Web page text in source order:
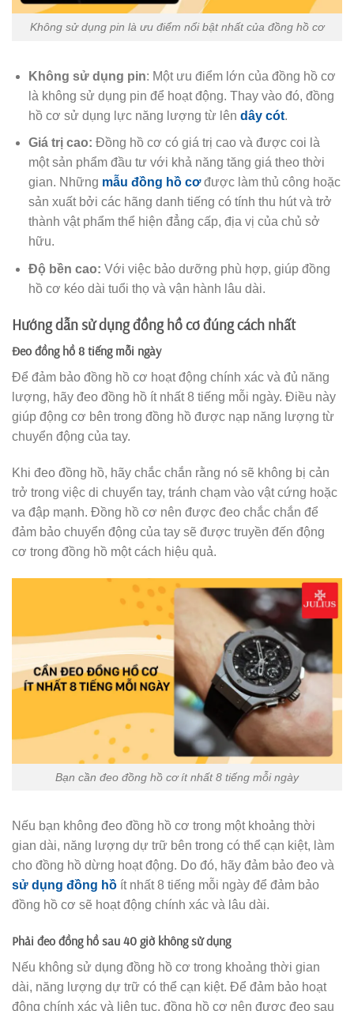
Không sử dụng pin là ưu điểm nổi bật nhất của đồng hồ cơ
Không sử dụng pin: Một ưu điểm lớn của đồng hồ cơ
là không sử dụng pin để hoạt động. Thay vào đó, đồng
hồ cơ sử dụng lực năng lượng từ lên dây cót.
Giá trị cao: Đồng hồ cơ có giá trị cao và được coi là
một sản phẩm đầu tư với khả năng tăng giá theo thời
gian. Những mẫu đồng hồ cơđược làm thủ công hoặc
sản xuất bởi các hãng danh tiếng có tính thu hút và trở
thành vật phẩm thể hiện đẳng cấp, địa vị của chủ sở
hữu.
Độ bền cao: Với việc bảo dưỡng phù hợp, giúp đồng
hồ cơ kéo dài tuổi thọ và vận hành lâu dài.
Hướng dẫn sử dụng đồng hồ cơ đúng cách nhất
Đeo đồng hồ 8 tiếng mỗi ngày
Để đảm bảo đồng hồ cơ hoạt động chính xác và đủ năng
lượng, hãy đeo đồng hồ ít nhất 8 tiếng mỗi ngày. Điều này
giúp động cơ bên trong đồng hồ được nạp năng lượng từ
chuyển động của tay.
Khi đeo đồng hồ, hãy chắc chắn rằng nó sẽ không bị cản
trở trong việc di chuyển tay, tránh chạm vào vật cứng hoặc
va đập mạnh. Đồng hồ cơ nên được đeo chắc chắn để
đảm bảo chuyển động của tay sẽ được truyền đến động
cơ trong đồng hồ một cách hiệu quả.
Bạn cần đeo đồng hồ cơ ít nhất 8 tiếng mỗi ngày
Nếu bạn không đeo đồng hồ cơ trong một khoảng thời
gian dài, năng lượng dự trữ bên trong có thể cạn kiệt, làm
cho đồng hồ dừng hoạt động. Do đó, hãy đảm bảo đeo và
sử dụng đồng hồ ít nhất 8 tiếng mỗi ngày để đảm bảo
đồng hồ cơ sẽ hoạt động chính xác và lâu dài.
Phải đeo đồng hồ sau 40 giờ không sử dụng
Nếu không sử dụng đồng hồ cơ trong khoảng thời gian
dài, năng lượng dự trữ có thể cạn kiệt. Để đảm bảo hoạt
động chính xác và liên tục, đồng hồ cơ nên được đeo sau